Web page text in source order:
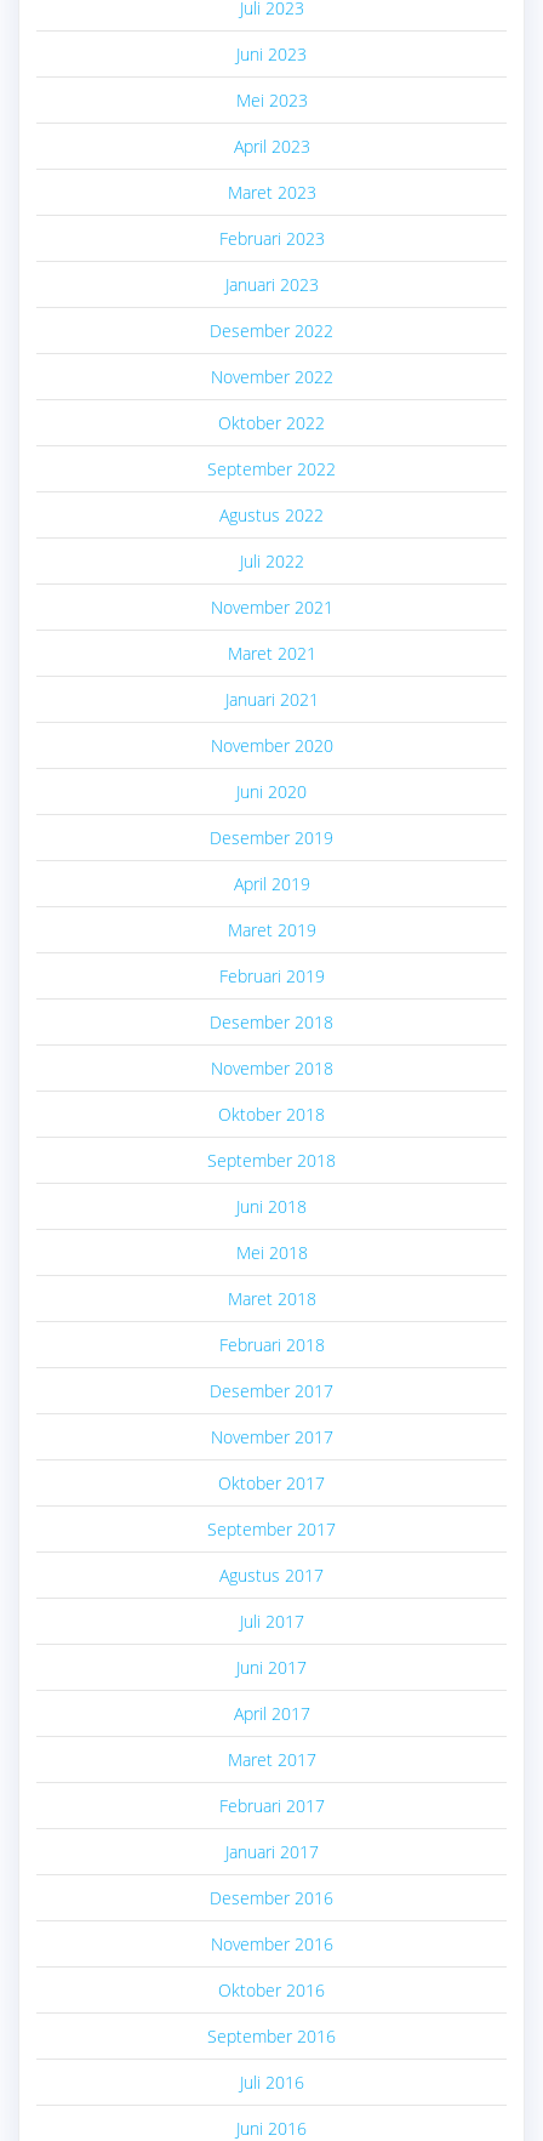
Juli 2023
Juni 2023
Mei 2023
April 2023
Maret 2023
Februari 2023
Januari 2023
Desember 2022
November 2022
Oktober 2022
September 2022
Agustus 2022
Juli 2022
November 2021
Maret 2021
Januari 2021
November 2020
Juni 2020
Desember 2019
April 2019
Maret 2019
Februari 2019
Desember 2018
November 2018
Oktober 2018
September 2018
Juni 2018
Mei 2018
Maret 2018
Februari 2018
Desember 2017
November 2017
Oktober 2017
September 2017
Agustus 2017
Juli 2017
Juni 2017
April 2017
Maret 2017
Februari 2017
Januari 2017
Desember 2016
November 2016
Oktober 2016
September 2016
Juli 2016
Juni 2016